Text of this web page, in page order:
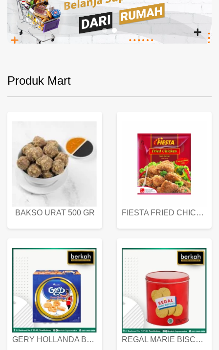
Produk Mart
BAKSO URAT 500 GR FIESTA FRIED CHICKEN 500 GR
GERY HOLLANDA BUTTER COOKIES 450 GRAM REGAL MARIE BISCUIT KALENG 550 GRAM